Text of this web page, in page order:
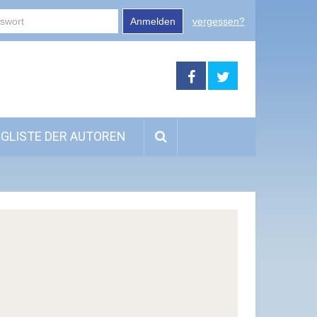
Anmelden vergessen?
DER AUTOREN